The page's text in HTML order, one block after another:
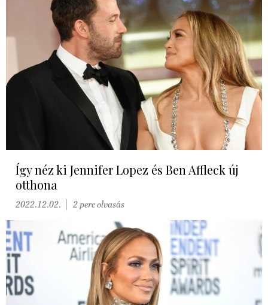
Így néz ki Jennifer Lopez és Ben Affleck új
otthona
2022.12.02. 2 perc olvasás